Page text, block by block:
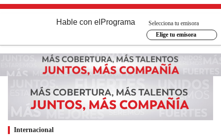
Hable con el Programa
Selecciona tu emisora
Elige tu emisora
Internacional